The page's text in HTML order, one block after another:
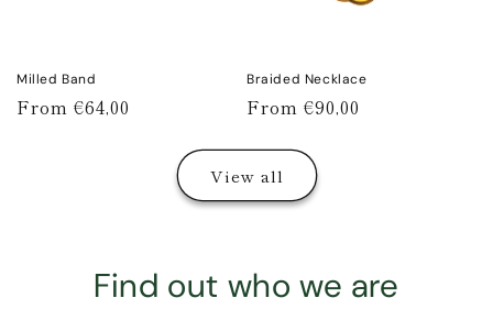
Milled Band
Regular
From €64,00
Braided Necklace
Regular
From €90,00
View all
Find out who we are